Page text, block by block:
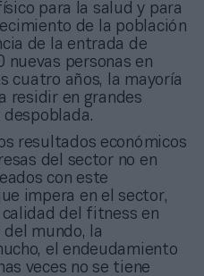
para la salud y para
de la población
de la entrada de
nuevas personas en
cuatro años, la mayoría
residir en grandes
despoblada.
resultados económicos
del sector no en
con este
impera en el sector,
del fitness en
del mundo, la
el endeudamiento
veces no se tiene